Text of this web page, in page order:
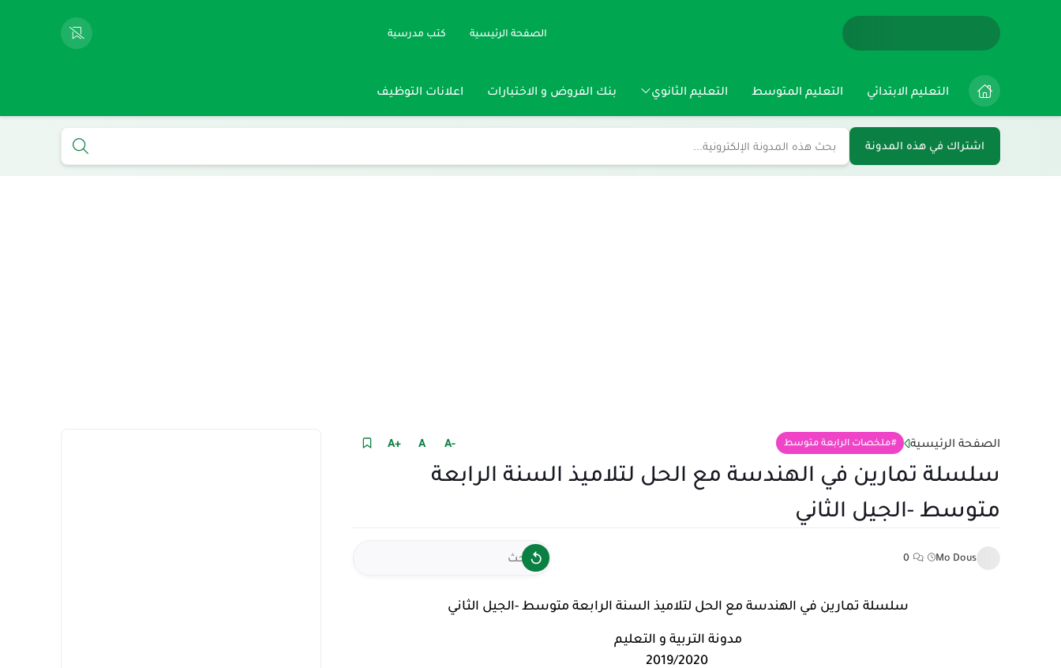
الصفحة الرئيسية كتب مدرسية
التعليم الابتدائي التعليم المتوسط التعليم الثانوي بنك الفروض و الاختبارات اعلانات التوظيف
اشتراك في هذه المدونة
الصفحة الرئيسية ملخصات الرابعة متوسط +A A -A
سلسلة تمارين في الهندسة مع الحل لتلاميذ السنة الرابعة
متوسط -الجيل الثاني
Mo Dous
0
سلسلة تمارين في الهندسة مع الحل لتلاميذ السنة الرابعة متوسط -الجيل الثاني
مدونة التربية و التعليم
2019/2020